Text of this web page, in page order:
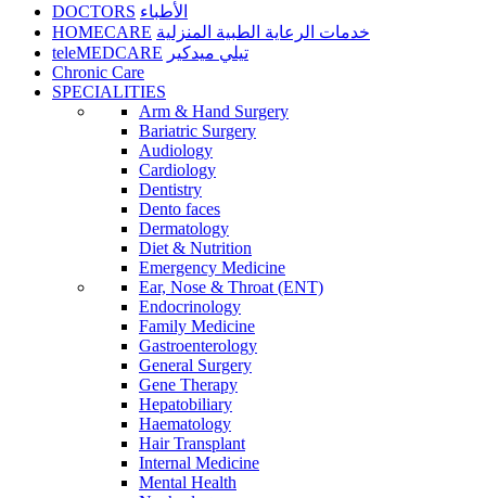
DOCTORS الأطباء
HOMECARE خدمات الرعاية الطبية المنزلية
teleMEDCARE تيلي ميدكير
Chronic Care
SPECIALITIES
Arm & Hand Surgery
Bariatric Surgery
Audiology
Cardiology
Dentistry
Dento faces
Dermatology
Diet & Nutrition
Emergency Medicine
Ear, Nose & Throat (ENT)
Endocrinology
Family Medicine
Gastroenterology
General Surgery
Gene Therapy
Hepatobiliary
Haematology
Hair Transplant
Internal Medicine
Mental Health